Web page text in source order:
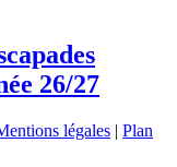
26/27
légales | Plan